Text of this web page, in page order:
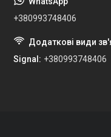
+380993748406
Signal +380993748406